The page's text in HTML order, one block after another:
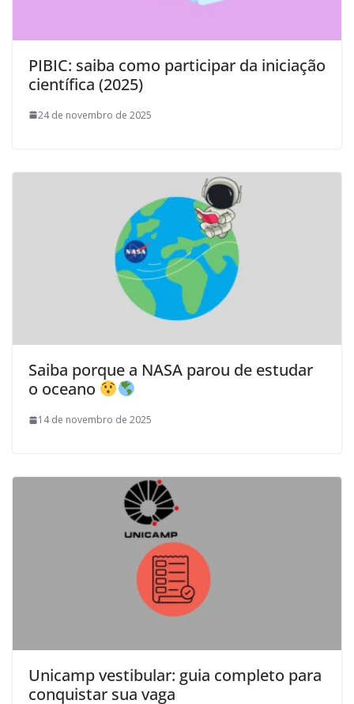
PIBIC: saiba como participar da iniciação
científica (2025)
24 de novembro de 2025
Saiba porque a NASA parou de estudar
o oceano
14 de novembro de 2025
Unicamp vestibular: guia completo para
conquistar sua vaga